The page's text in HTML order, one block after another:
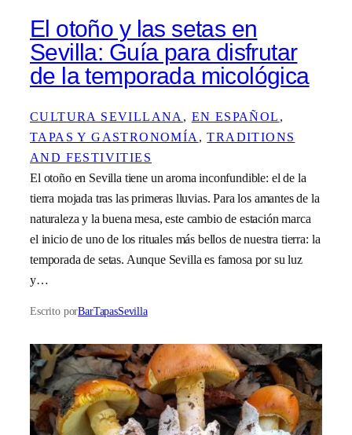
El otoño y las setas en
Sevilla: Guía para disfrutar
de la temporada micológica
CULTURA SEVILLANA, EN ESPAÑOL
TAPAS Y GASTRONOMÍA, TRADITIONS
AND FESTIVITIES
El otoño en Sevilla tiene un aroma inconfundible: el de la
tierra mojada tras las primeras lluvias. Para los amantes de la
naturaleza y la buena mesa, este cambio de estación marca
el inicio de uno de los rituales más bellos de nuestra tierra: la
temporada de setas. Aunque Sevilla es famosa por su luz
y…
Escrito porBarTapasSevilla